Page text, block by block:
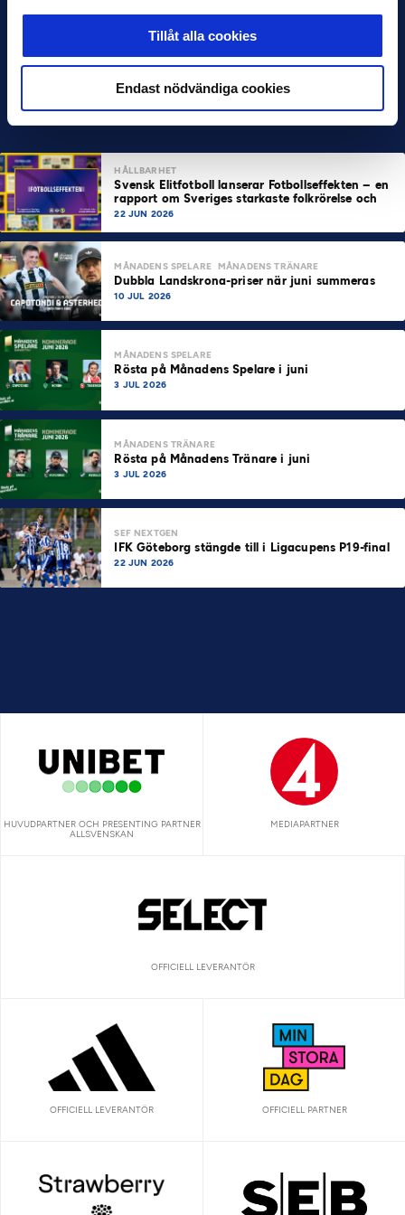
Tillåt alla cookies
Endast nödvändiga cookies
HÅLLBARHET
Svensk Elitfotboll lanserar Fotbollseffekten – en
rapport om Sveriges starkaste folkrörelse och
samhällskraft
22 JUN 2026
MÅNADENS SPELARE MÅNADENS TRÄNARE
Dubbla Landskrona-priser när juni summeras
10 JUL 2026
MÅNADENS SPELARE
Rösta på Månadens Spelare i juni
3 JUL 2026
MÅNADENS TRÄNARE
Rösta på Månadens Tränare i juni
3 JUL 2026
SEF NEXTGEN
IFK Göteborg stängde till i Ligacupens P19-final
22 JUN 2026
HUVUDPARTNER OCH PRESENTING PARTNER
ALLSVENSKAN
MEDIAPARTNER
OFFICIELL LEVERANTÖR
OFFICIELL LEVERANTÖR OFFICIELL PARTNER